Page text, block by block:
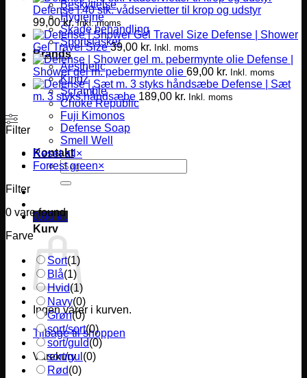
Beskyttelse
Hygiejne
Skade behandling
Sportstasker
Brands
Aesthetic
Kingz
Scramble
Choke Republic
Fuji Kimonos
Defense Soap
Smell Well
Kontakt
Søg
efter:
0,00 kr.
Kurv
Ingen varer i kurven.
Tilbage til shoppen
Varekurv
Defense | 40 stk. vådservietter til krop og udstyr
99,00kr. Inkl. moms
Defense | Shower
Gel Travel Size 39,00 kr. Inkl. moms
Defense |
Shower gel m. pebermynte olie 69,00 kr. Inkl. moms
Defense | Sæt
m. 3 styks håndsæbe 189,00 kr. Inkl. moms
Filter
Reset all ×
Forrest green×
Filter
0 vare found
Farve
Sort(1)
Blå(1)
Hvid(1)
Navy(0)
Grøn(0)
sort/sort(0)
sort/guld(0)
sort/gul (0)
Rød(0)